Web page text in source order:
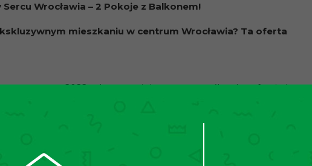
Wrocławia – 2 Pokoje z Balkonem!
mieszkaniu w centrum Wrocławia? Ta oferta
z 2022 roku, zaprojektowany z myślą o komforcie i
i wyposażone, gotowe do zamieszkania od zaraz na 1
o łącznej powierzchni 38,8 m2.